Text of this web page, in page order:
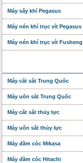
Máy sấy khí Pegasus
Máy nén khí trục vít Pegasus
Máy nén khí trục vít Fusheng
Máy cắt sắt Trung Quốc
Máy uốn sắt Trung Quốc
Máy cắt sắt thủy lực
Máy uốn sắt thủy lực
Máy đầm cóc Mikasa
Máy đầm cóc Hitachi